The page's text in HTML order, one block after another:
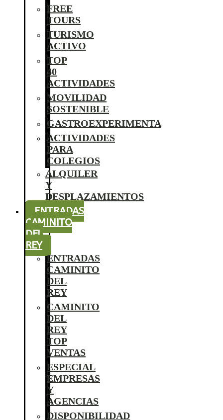
FREE
TOURS
TURISMO
ACTIVO
TOP
40
ACTIVIDADES
MOVILIDAD
SOSTENIBLE
GASTROEXPERIMENTA
ACTIVIDADES
PARA
COLEGIOS
ALQUILER
Y
DESPLAZAMIENTOS
ENTRADAS
CAMINITO
DEL
REY
ENTRADAS
CAMINITO
DEL
REY
CAMINITO
DEL
REY
TOP
VENTAS
ESPECIAL
EMPRESAS
Y
AGENCIAS
DISPONIBILIDAD